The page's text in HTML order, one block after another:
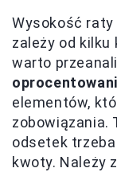
Wysokość raty
zależy od kilku
warto
elementów,
zobowiązania.
odsetek
kwoty. Należy